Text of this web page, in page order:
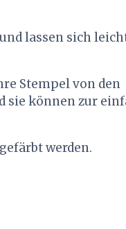
lassen sich
Stempel von den
sie können zur
werden.